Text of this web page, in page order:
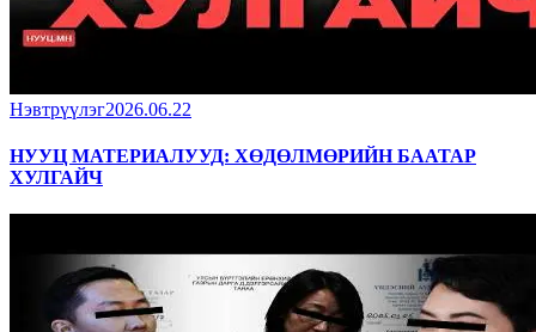
Нэвтрүүлэг2026.06.22
НУУЦ МАТЕРИАЛУУД: ХӨДӨЛМӨРИЙН БААТАР
ХУЛГАЙЧ